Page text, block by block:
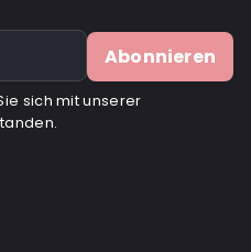
Abonnieren
sich mit unserer